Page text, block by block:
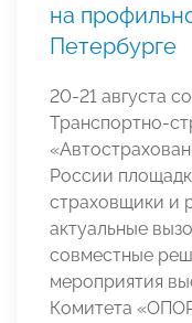
на
Петербурге
20-21 августа
России
страховщики и
актуальные
совместные
мероприятия
Комитета